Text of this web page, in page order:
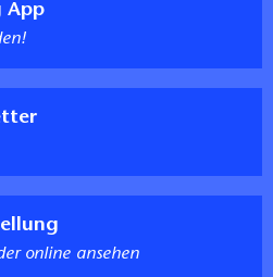
App
online ansehen